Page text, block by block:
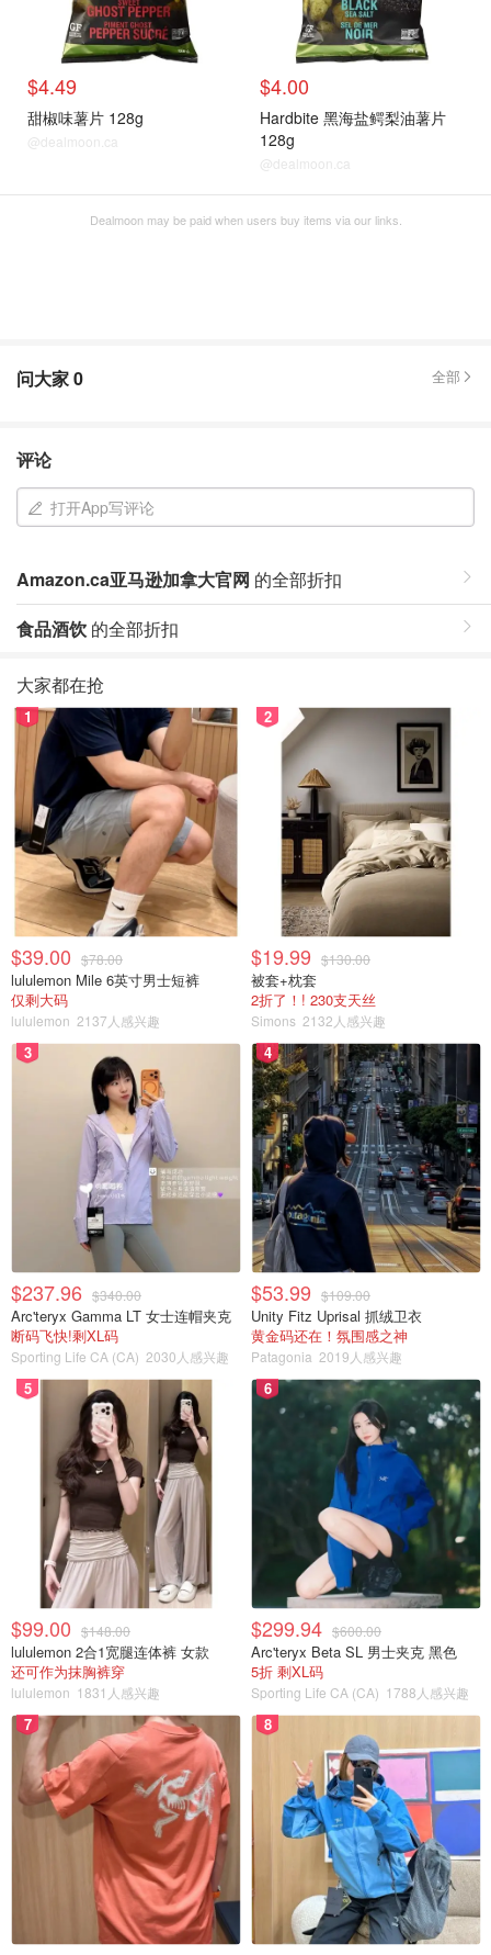
$4.49
甜椒味薯片 128g
@dealmoon.ca
$4.00
Hardbite 黑海盐鳄梨油薯片
128g
@dealmoon.ca
Dealmoon may be paid when users buy items via our links.
问大家0 全部
评论
打开App写评论
Amazon.ca亚马逊加拿大官网 的全部折扣
食品酒饮 的全部折扣
大家都在抢
1
$39.00 $78.00
lululemon Mile 6英寸男士短裤
仅剩大码
lululemon 2137人感兴趣
2
$19.99 $130.00
被套+枕套
2折了！! 230支天丝
Simons 2132人感兴趣
3
$237.96 $340.00
Arc'teryx Gamma LT 女士连帽夹克
断码飞快!剩XL码
Sporting Life CA (CA) 2030人感兴趣
4
$53.99 $109.00
Unity Fitz Uprisal 抓绒卫衣
黄金码还在！氛围感之神
Patagonia 2019人感兴趣
5
$99.00 $148.00
lululemon 2合1宽腿连体裤 女款
还可作为抹胸裤穿
lululemon 1831人感兴趣
6
$299.94 $600.00
Arc'teryx Beta SL 男士夹克 黑色
5折 剩XL码
Sporting Life CA (CA) 1788人感兴趣
7 8